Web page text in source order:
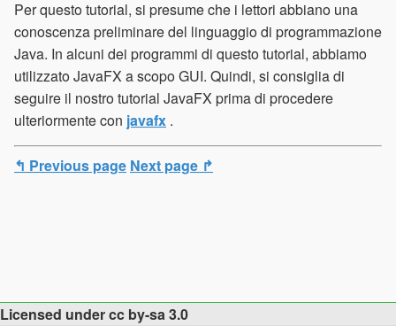
Per questo tutorial, si presume che i lettori abbiano una
conoscenza preliminare del linguaggio di programmazione
Java. In alcuni dei programmi di questo tutorial, abbiamo
utilizzato JavaFX a scopo GUI. Quindi, si consiglia di
seguire il nostro tutorial JavaFX prima di procedere
ulteriormente con javafx .
↰ Previous page Next page ↱
Licensed under cc by-sa 3.0